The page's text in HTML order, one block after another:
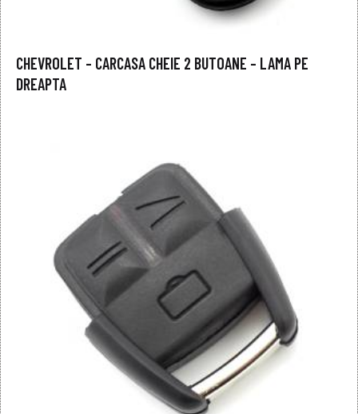
CHEVROLET – CARCASA CHEIE 2 BUTOANE – LAMA PE
DREAPTA